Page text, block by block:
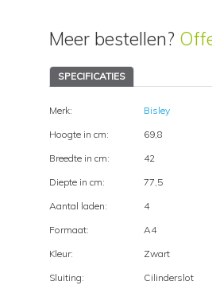
Meer bestellen?
SPECIFICATIES
Merk:
Bisley
Hoogte in cm:
69,8
Breedte in cm:
42
Diepte in cm:
77,5
Aantal laden:
4
Formaat:
A4
Kleur:
Zwart
Sluiting:
Cilinderslot